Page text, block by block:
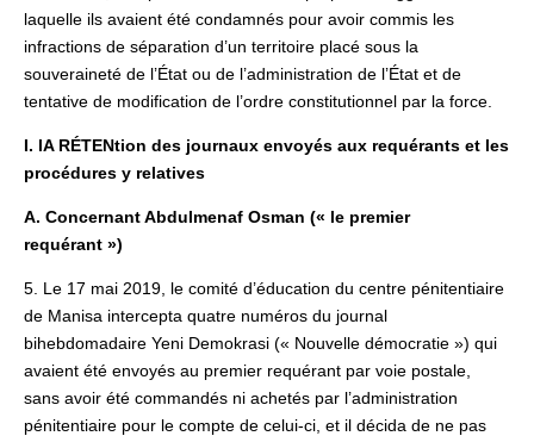
laquelle ils avaient été condamnés pour avoir commis les
infractions de séparation d’un territoire placé sous la
souveraineté de l’État ou de l’administration de l’État et de
tentative de modification de l’ordre constitutionnel par la force.
I. lA RÉTENtion des journaux envoyés aux requérants et les
procédures y relatives
A. Concernant Abdulmenaf Osman (« le premier
requérant »)
5. Le 17 mai 2019, le comité d’éducation du centre pénitentiaire
de Manisa intercepta quatre numéros du journal
bihebdomadaire Yeni Demokrasi (« Nouvelle démocratie ») qui
avaient été envoyés au premier requérant par voie postale,
sans avoir été commandés ni achetés par l’administration
pénitentiaire pour le compte de celui-ci, et il décida de ne pas